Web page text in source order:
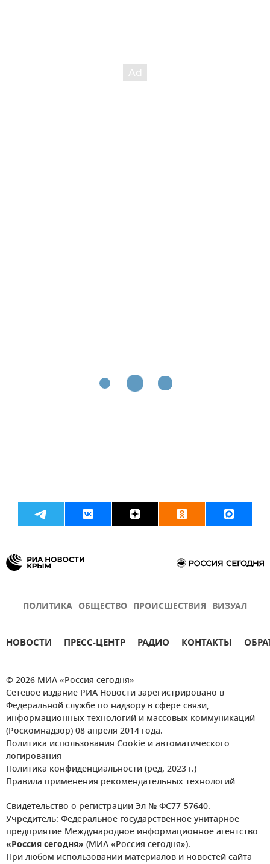
ПОЛИТИКА ОБЩЕСТВО ПРОИСШЕСТВИЯ ВИЗУАЛ
НОВОСТИ ПРЕСС-ЦЕНТР РАДИО КОНТАКТЫ
© 2026 МИА «Россия сегодня»
Сетевое издание РИА Новости зарегистрировано в
Федеральной службе по надзору в сфере связи,
информационных технологий и массовых коммуникаций
(Роскомнадзор) 08 апреля 2014 года.
Политика использования Cookie и автоматического
логирования
Политика конфиденциальности (ред. 2023 г.)
Правила применения рекомендательных технологий
Свидетельство о регистрации Эл № ФС77-57640.
Учредитель: Федеральное государственное унитарное
предприятие Международное информационное агентство
«Россия сегодня» (МИА «Россия сегодня»).
При любом использовании материалов и новостей сайта